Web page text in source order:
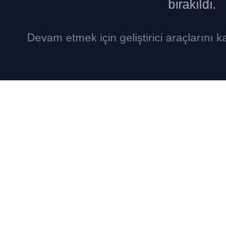
bırakıldı.
Devam etmek için geliştirici araçlarını